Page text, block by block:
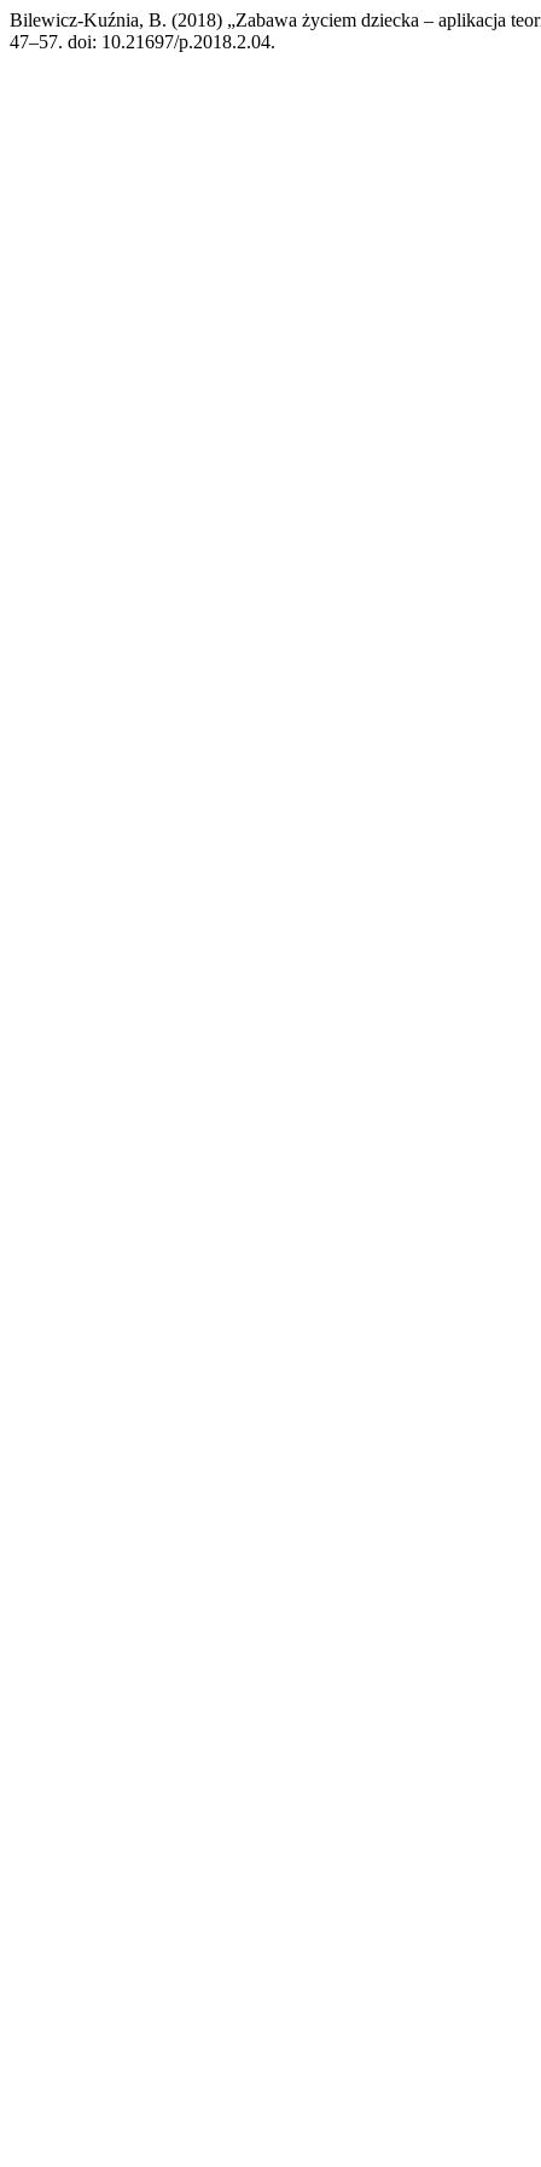
Bilewicz-Kuźnia, B. (2018) „Zabawa życiem dziecka – aplikacja
47–57. doi: 10.21697/p.2018.2.04.